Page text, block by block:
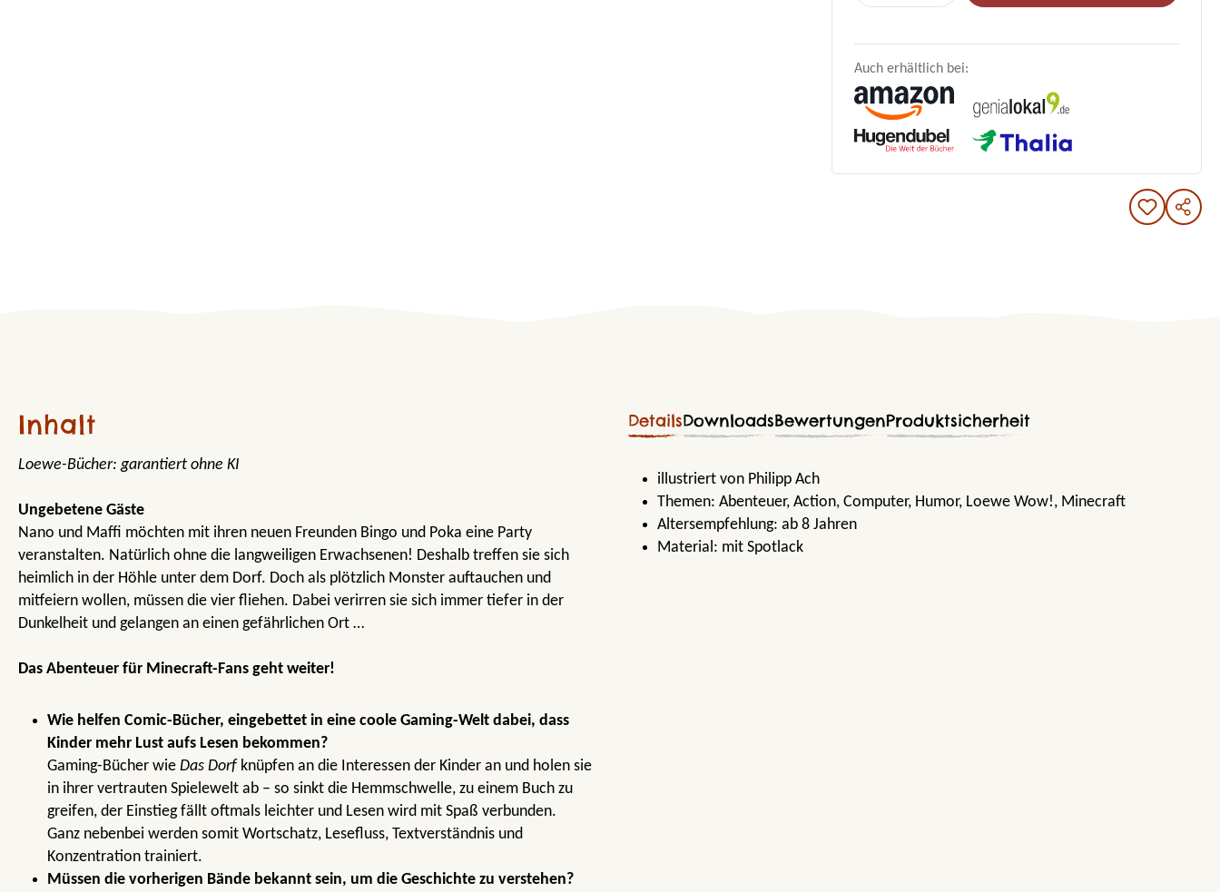
Auch erhältlich bei:
Inhalt
Loewe-Bücher: garantiert ohne KI
Ungebetene Gäste
Nano und Maffi möchten mit ihren neuen Freunden Bingo und Poka eine Party
veranstalten. Natürlich ohne die langweiligen Erwachsenen! Deshalb treffen sie sich
heimlich in der Höhle unter dem Dorf. Doch als plötzlich Monster auftauchen und
mitfeiern wollen, müssen die vier fliehen. Dabei verirren sie sich immer tiefer in der
Dunkelheit und gelangen an einen gefährlichen Ort …
Das Abenteuer für Minecraft-Fans geht weiter!
Wie helfen Comic-Bücher, eingebettet in eine coole Gaming-Welt dabei, dass
Kinder mehr Lust aufs Lesen bekommen?
Gaming-Bücher wie Das Dorf knüpfen an die Interessen der Kinder an und holen sie
in ihrer vertrauten Spielewelt ab – so sinkt die Hemmschwelle, zu einem Buch zu
greifen, der Einstieg fällt oftmals leichter und Lesen wird mit Spaß verbunden.
Ganz nebenbei werden somit Wortschatz, Lesefluss, Textverständnis und
Konzentration trainiert.
Müssen die vorherigen Bände bekannt sein, um die Geschichte zu verstehen?
DetailsDownloadsBewertungenProduktsicherheit
illustriert von Philipp Ach
Themen: Abenteuer, Action, Computer, Humor, Loewe Wow!, Minecraft
Altersempfehlung: ab 8 Jahren
Material: mit Spotlack